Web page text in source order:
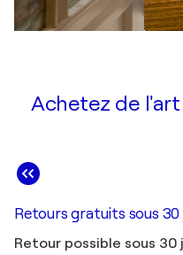
Achetez de
Retours gratuits sous 30
Retour possible sous 30